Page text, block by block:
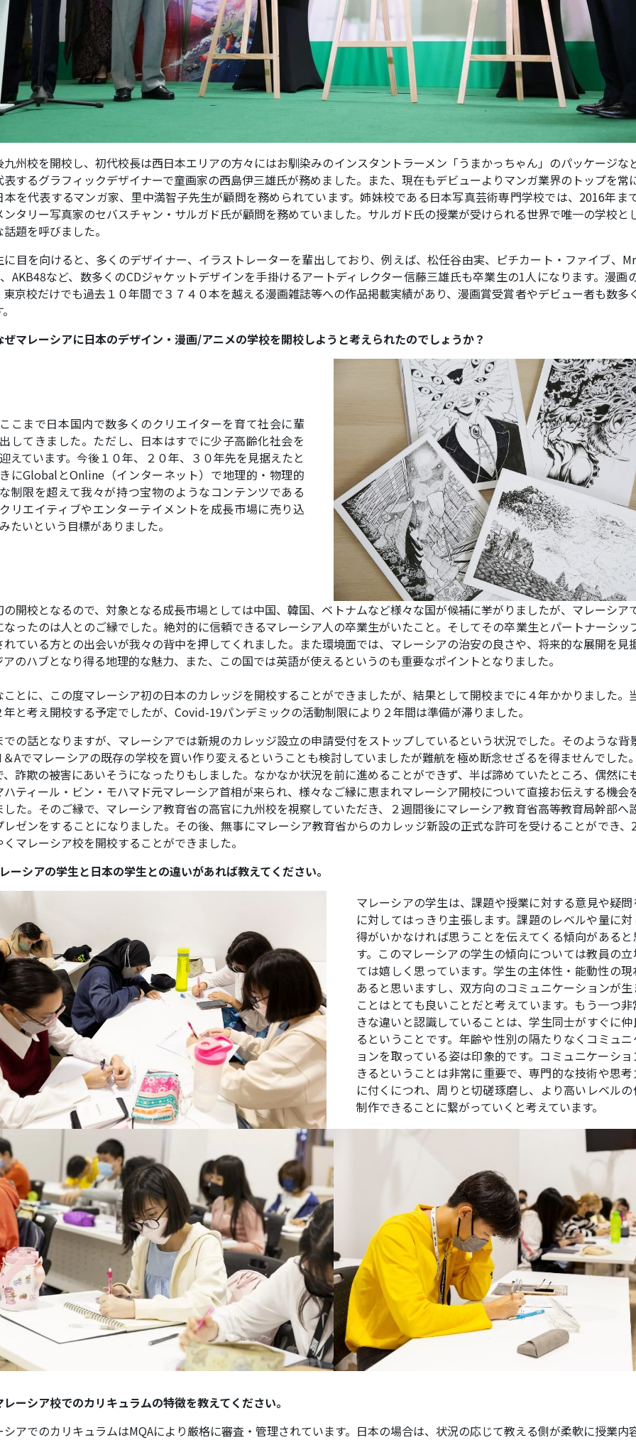
九州校を開校し、初代校長は西日本エリアの方々にはお馴染みのインスタントラーメン「うまかっちゃん」のパッケージな
表するグラフィックデザイナーで童画家の西島伊三雄氏が務めました。また、現在もデビューよりマンガ業界のトップを常
本を代表するマンガ家、里中満智子先生が顧問を務められています。姉妹校である日本写真芸術専門学校では、2016年ま
ンタリー写真家のセバスチャン・サルガド氏が顧問を務めていました。サルガド氏の授業が受けられる世界で唯一の学校と
題を呼びました。
に目を向けると、多くのデザイナー、イラストレーターを輩出しており、例えば、松任谷由実、ピチカート・ファイブ、
AKB48など、数多くのCDジャケットデザインを手掛けるアートディレクター信藤三雄氏も卒業生の1人になります。漫画
東京校だけでも過去１０年間で３７４０本を越える漫画雑誌等への作品掲載実績があり、漫画賞受賞者やデビュー者も数多
ぜマレーシアに日本のデザイン・漫画/アニメの学校を開校しようと考えられたのでしょうか？
こまで日本国内で数多くのクリエイターを育て社会に輩
してきました。ただし、日本はすでに少子高齢化社会を
えています。今後１０年、２０年、３０年先を見据えたと
にGlobalとOnline（インターネット）で地理的・物理的
制限を超えて我々が持つ宝物のようなコンテンツである
リエイティブやエンターテイメントを成長市場に売り込
たいという目標がありました。
の開校となるので、対象となる成長市場としては中国、韓国、ベトナムなど様々な国が候補に挙がりましたが、マレーシア
なったのは人とのご縁でした。絶対的に信頼できるマレーシア人の卒業生がいたこと。そしてその卒業生とパートナーシッ
れている方との出会いが我々の背中を押してくれました。また環境面では、マレーシアの治安の良さや、将来的な展開を見
アのハブとなり得る地理的な魅力、また、この国では英語が使えるというのも重要なポイントとなりました。
ことに、この度マレーシア初の日本のカレッジを開校することができましたが、結果として開校までに４年かかりました。
年と考え開校する予定でしたが、Covid-19パンデミックの活動制限により２年間は準備が滞りました。
での話となりますが、マレーシアでは新規のカレッジ設立の申請受付をストップしているという状況でした。そのような背
Aでマレーシアの既存の学校を買い作り変えるということも検討していましたが難航を極め断念せざるを得ませんでした
、詐欺の被害にあいそうになったりもしました。なかなか状況を前に進めることができず、半ば諦めていたところ、偶然に
ハティール・ビン・モハマド元マレーシア首相が来られ、様々なご縁に恵まれマレーシア開校について直接お伝えする機会
した。そのご縁で、マレーシア教育省の高官に九州校を視察していただき、２週間後にマレーシア教育省高等教育局幹部へ
レゼンをすることになりました。その後、無事にマレーシア教育省からのカレッジ新設の正式な許可を受けることができ、
マレーシア校を開校することができました。
ーシアの学生と日本の学生との違いがあれば教えてください。
マレーシアの学生は、課題や授業に対する意見や疑
に対してはっきり主張します。課題のレベルや量に
得がいかなければ思うことを伝えてくる傾向がある
す。このマレーシアの学生の傾向については教員の
ては嬉しく思っています。学生の主体性・能動性の
あると思いますし、双方向のコミュニケーションが
ことはとても良いことだと考えています。もう一つ
きな違いと認識していることは、学生同士がすぐに
るということです。年齢や性別の隔たりなくコミュ
ョンを取っている姿は印象的です。コミュニケーシ
きるということは非常に重要で、専門的な技術や思
に付くにつれ、周りと切磋琢磨し、より高いレベル
制作できることに繋がっていくと考えています。
ーシア校でのカリキュラムの特徴を教えてください。
シアでのカリキュラムはMQAにより厳格に審査・管理されています。日本の場合は、状況の応じて教える側が柔軟に授業内